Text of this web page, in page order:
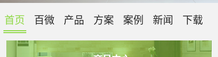
首页 百微 产品 方案 案例 新闻 下载